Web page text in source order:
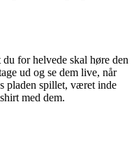
for helvede skal høre den
ud og se dem live, når
pladen spillet, været inde
med dem.